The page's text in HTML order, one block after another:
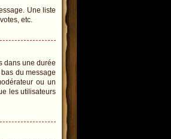
Une liste
etc.
dans une durée
du message
ou un
les utilisateurs